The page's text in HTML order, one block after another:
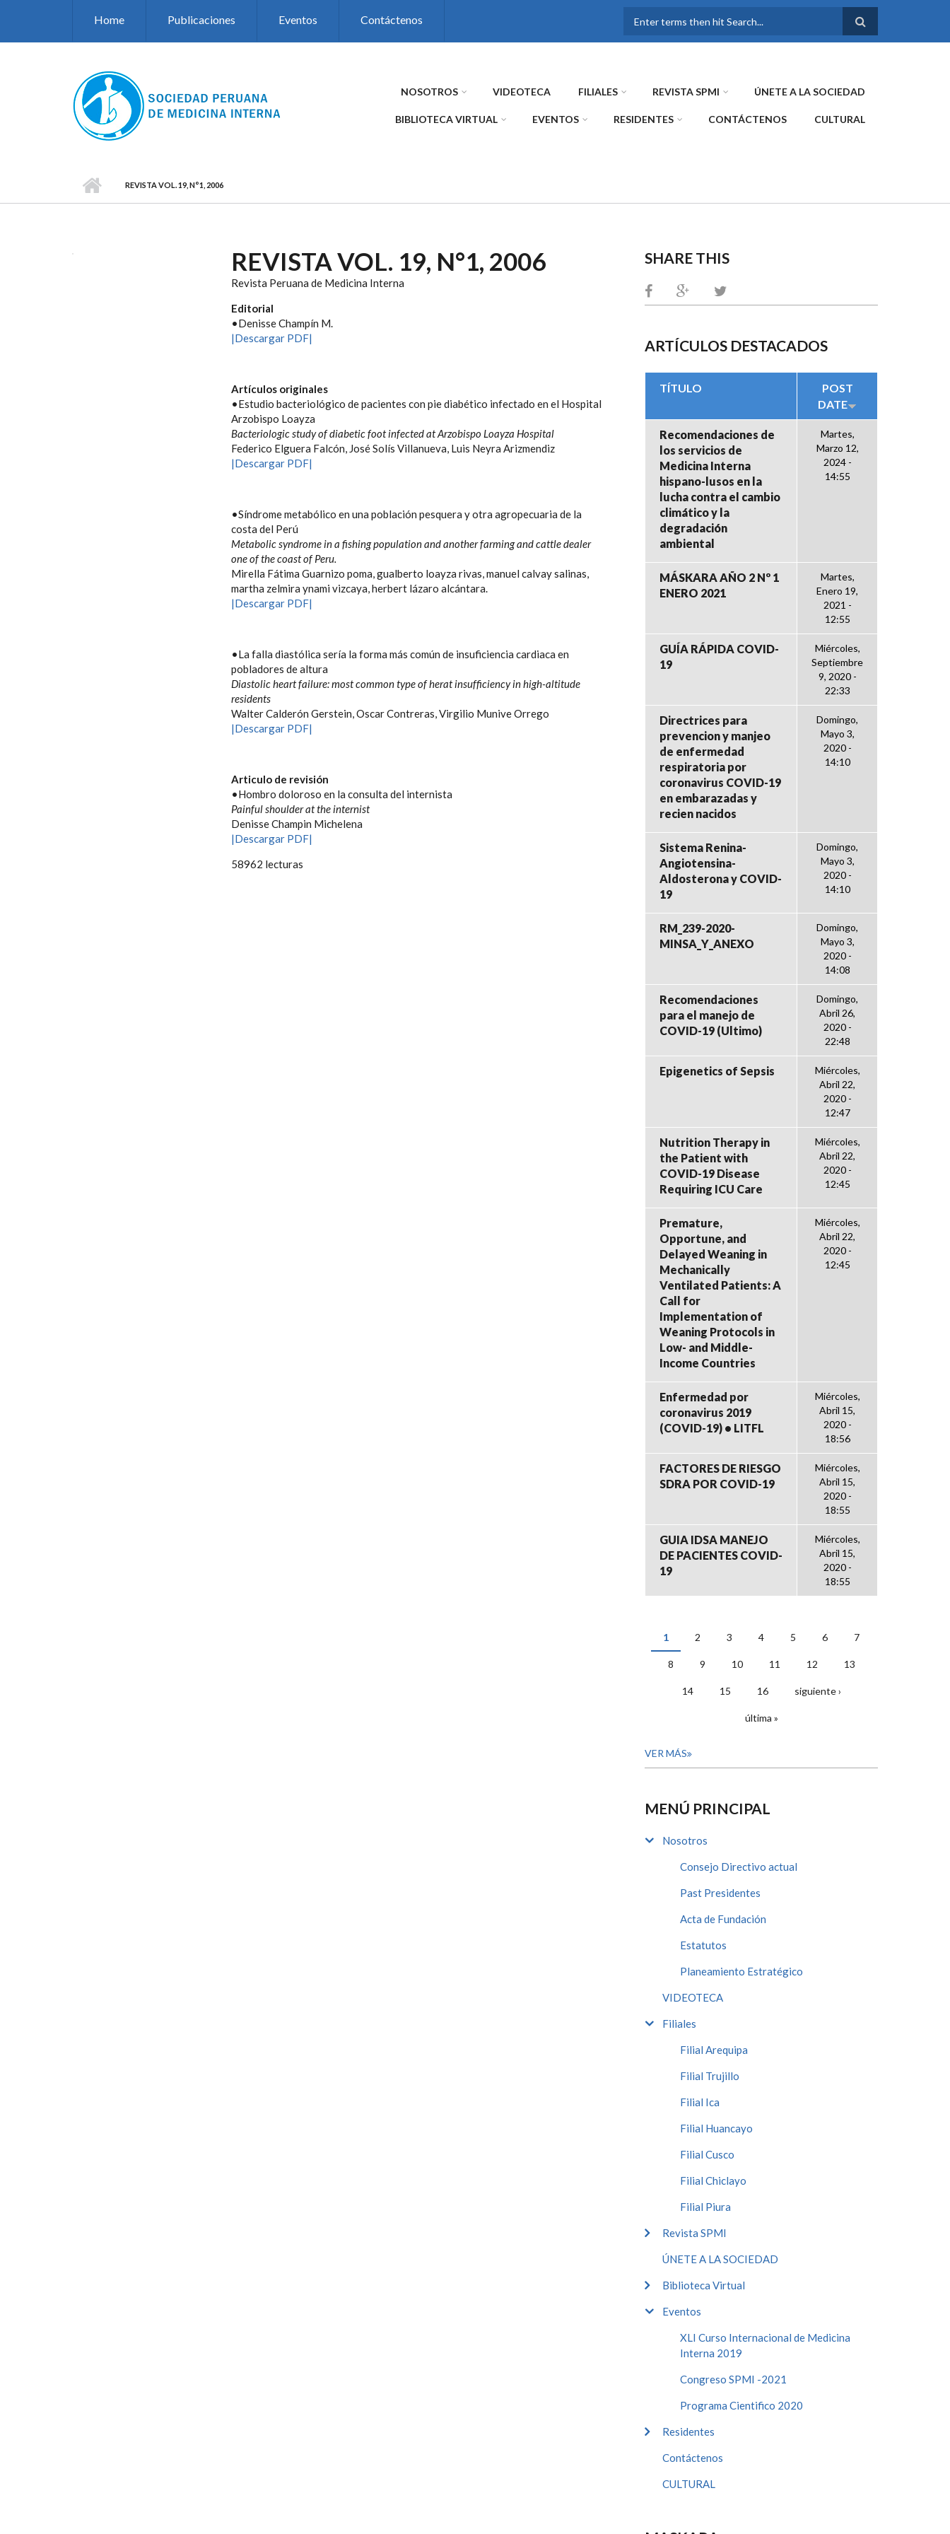
Home Publicaciones Eventos Contáctenos
FORMULARIO DE
NOSOTROS VIDEOTECA FILIALES REVISTA SPMI ÚNETE A LA SOCIEDAD
BIBLIOTECA VIRTUAL EVENTOS RESIDENTES CONTÁCTENOS CULTURAL
REVISTA VOL. 19, N°1, 2006
REVISTA VOL. 19, N°1, 2006
Revista Peruana de Medicina Interna
Editorial
•Denisse Champín M.
|Descargar PDF|
Artículos originales
•Estudio bacteriológico de pacientes con pie diabético infectado en el Hospital
Arzobispo Loayza
Bacteriologic study of diabetic foot infected at Arzobispo Loayza Hospital
Federico Elguera Falcón, José Solís Villanueva, Luis Neyra Arizmendiz
|Descargar PDF|
•Síndrome metabólico en una población pesquera y otra agropecuaria de la
costa del Perú
Metabolic syndrome in a fishing population and another farming and cattle dealer
one of the coast of Peru.
Mirella Fátima Guarnizo poma, gualberto loayza rivas, manuel calvay salinas,
martha zelmira ynami vizcaya, herbert lázaro alcántara.
|Descargar PDF|
•La falla diastólica sería la forma más común de insuficiencia cardiaca en
pobladores de altura
Diastolic heart failure: most common type of herat insufficiency in high-altitude
residents
Walter Calderón Gerstein, Oscar Contreras, Virgilio Munive Orrego
|Descargar PDF|
Articulo de revisión
•Hombro doloroso en la consulta del internista
Painful shoulder at the internist
Denisse Champin Michelena
|Descargar PDF|
58962 lecturas
SHARE THIS
ARTÍCULOS DESTACADOS
TÍTULO
POST
DATE
Recomendaciones de
los servicios de
Medicina Interna
hispano-lusos en la
lucha contra el cambio
climático y la
degradación
ambiental
Martes,
Marzo 12,
2024 -
14:55
MÁSKARA AÑO 2 Nº 1
ENERO 2021
Martes,
Enero 19,
2021 -
12:55
GUÍA RÁPIDA COVID-
19
Miércoles,
Septiembre
9, 2020 -
22:33
Directrices para
prevencion y manjeo
de enfermedad
respiratoria por
coronavirus COVID-19
en embarazadas y
recien nacidos
Domingo,
Mayo 3,
2020 -
14:10
Sistema Renina-
Angiotensina-
Aldosterona y COVID-
19
Domingo,
Mayo 3,
2020 -
14:10
RM_239-2020-
MINSA_Y_ANEXO
Domingo,
Mayo 3,
2020 -
14:08
Recomendaciones
para el manejo de
COVID-19 (Ultimo)
Domingo,
Abril 26,
2020 -
22:48
Epigenetics of Sepsis
Miércoles,
Abril 22,
2020 -
12:47
Nutrition Therapy in
the Patient with
COVID-19 Disease
Requiring ICU Care
Miércoles,
Abril 22,
2020 -
12:45
Premature,
Opportune, and
Delayed Weaning in
Mechanically
Ventilated Patients: A
Call for
Implementation of
Weaning Protocols in
Low- and Middle-
Income Countries
Miércoles,
Abril 22,
2020 -
12:45
Enfermedad por
coronavirus 2019
(COVID-19) • LITFL
Miércoles,
Abril 15,
2020 -
18:56
FACTORES DE RIESGO
SDRA POR COVID-19
Miércoles,
Abril 15,
2020 -
18:55
GUIA IDSA MANEJO
DE PACIENTES COVID-
19
Miércoles,
Abril 15,
2020 -
18:55
PÁGINAS
1 2 3 4 5 6 7
8 9 10 11 12 13
14 15 16 siguiente ›
última »
VER MÁS
MENÚ PRINCIPAL
Nosotros
Consejo Directivo actual
Past Presidentes
Acta de Fundación
Estatutos
Planeamiento Estratégico
VIDEOTECA
Filiales
Filial Arequipa
Filial Trujillo
Filial Ica
Filial Huancayo
Filial Cusco
Filial Chiclayo
Filial Piura
Revista SPMI
ÚNETE A LA SOCIEDAD
Biblioteca Virtual
Eventos
XLI Curso Internacional de Medicina
Interna 2019
Congreso SPMI -2021
Programa Cientifico 2020
Residentes
Contáctenos
CULTURAL